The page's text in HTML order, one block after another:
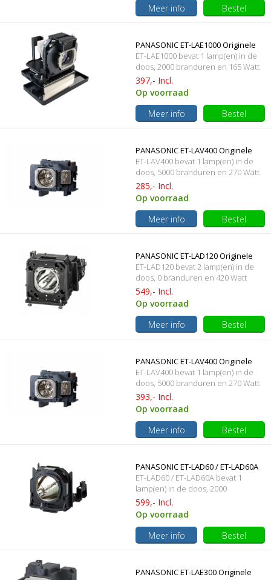
Meer info
Bestel
PANASONIC ET-LAE1000 Originele
lampmodule
ET-LAE1000 bevat 1 lamp(en) in de
doos, 2000 branduren en 165 Watt
397,- Incl.
Op voorraad
Meer info
Bestel
PANASONIC ET-LAV400 Originele
lamp met behuizing
ET-LAV400 bevat 1 lamp(en) in de
doos, 5000 branduren en 270 Watt
285,- Incl.
Op voorraad
Meer info
Bestel
PANASONIC ET-LAD120 Originele
lamp met behuizing
ET-LAD120 bevat 2 lamp(en) in de
doos, 0 branduren en 420 Watt
549,- Incl.
Op voorraad
Meer info
Bestel
PANASONIC ET-LAV400 Originele
lampmodule
ET-LAV400 bevat 1 lamp(en) in de
doos, 5000 branduren en 270 Watt
393,- Incl.
Op voorraad
Meer info
Bestel
PANASONIC ET-LAD60 / ET-LAD60A
Originele lampmodule
ET-LAD60 / ET-LAD60A bevat 1
lamp(en) in de doos, 2000
branduren en 300 Watt
599,- Incl.
Op voorraad
Meer info
Bestel
PANASONIC ET-LAE300 Originele